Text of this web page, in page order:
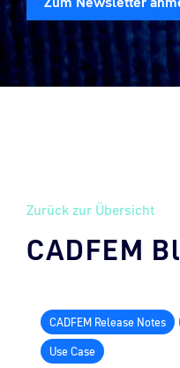
Zurück zur Übersicht
CADFEM
CADFEM Release Notes
Use Case